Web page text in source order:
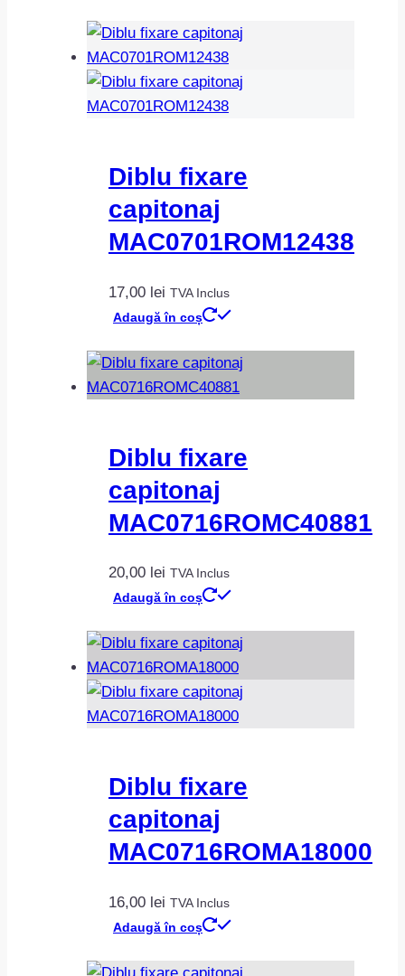
Diblu fixare
capitonaj
MAC0701ROM12438
17,00 lei TVA Inclus
Adaugă în coș
Diblu fixare
capitonaj
MAC0716ROMC40881
20,00 lei TVA Inclus
Adaugă în coș
Diblu fixare
capitonaj
MAC0716ROMA18000
16,00 lei TVA Inclus
Adaugă în coș